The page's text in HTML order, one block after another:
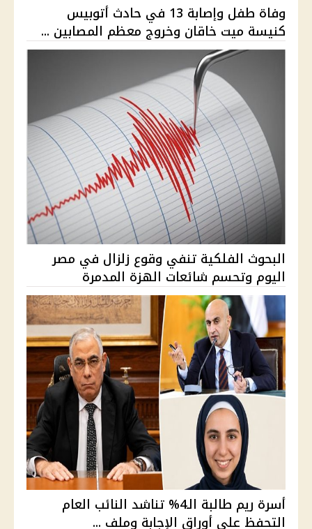
وفاة طفل وإصابة 13 في حادث أتوبيس
كنيسة ميت خاقان وخروج معظم المصابين ...
البحوث الفلكية تنفي وقوع زلزال في مصر
اليوم وتحسم شائعات الهزة المدمرة
أسرة ريم طالبة الـ4% تناشد النائب العام
التحفظ على أوراق الإجابة وملف ...